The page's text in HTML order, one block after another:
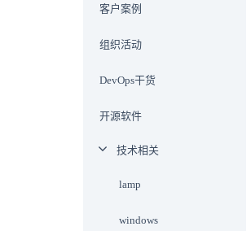
客户案例
组织活动
DevOps干货
开源软件
技术相关
lamp
windows